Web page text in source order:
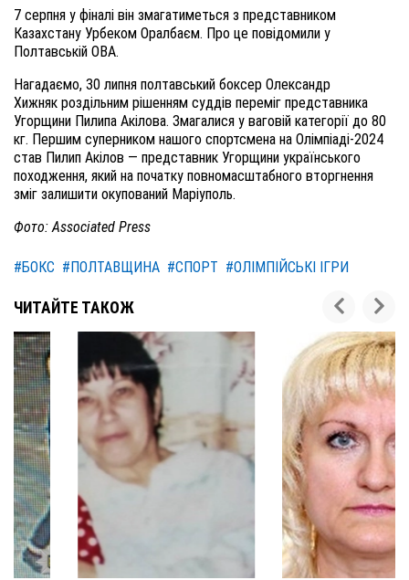
7 серпня у фіналі він змагатиметься з представником
Казахстану Урбеком Оралбаєм. Про це повідомили у
Полтавській ОВА.
Нагадаємо, 30 липня полтавський боксер Олександр
Хижняк роздільним рішенням суддів переміг представника
Угорщини Пилипа Акілова. Змагалися у ваговій категорії до 80
кг. Першим суперником нашого спортсмена на Олімпіаді-2024
став Пилип Акілов — представник Угорщини українського
походження, який на початку повномасштабного вторгнення
зміг залишити окупований Маріуполь.
Фото: Associated Press
#БОКС #ПОЛТАВЩИНА #СПОРТ #ОЛІМПІЙСЬКІ ІГРИ
ЧИТАЙТЕ ТАКОЖ